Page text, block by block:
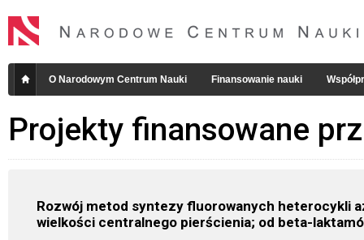
O Narodowym Centrum Nauki Finansowanie nauki
Projekty finansowane
Rozwój metod syntezy fluorowanych heterocykli
wielkości centralnego pierścienia; od beta-